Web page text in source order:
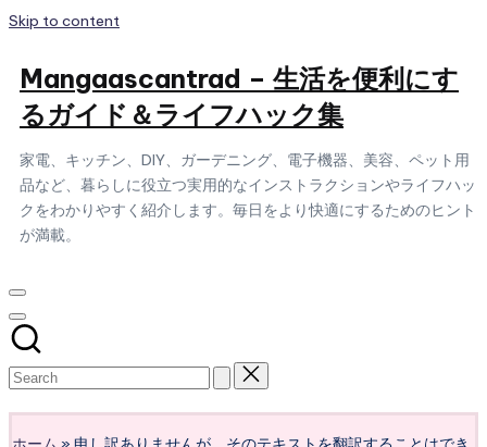
Skip to content
Mangaascantrad – 生活を便利にす
るガイド＆ライフハック集
家電、キッチン、DIY、ガーデニング、電子機器、美容、ペット用
品など、暮らしに役立つ実用的なインストラクションやライフハッ
クをわかりやすく紹介します。毎日をより快適にするためのヒント
が満載。